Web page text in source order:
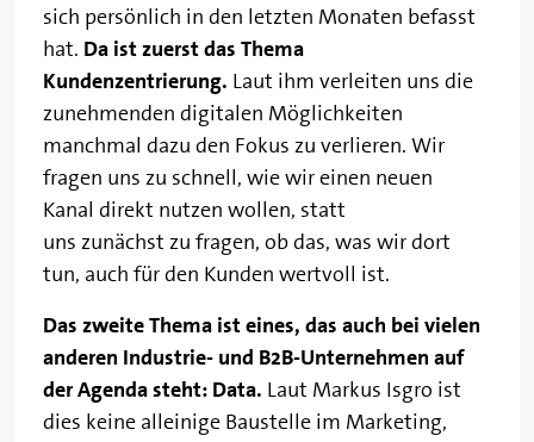
sich persönlich in den letzten Monaten befasst
hat. Da ist zuerst das Thema
Kundenzentrierung. Laut ihm verleiten uns die
zunehmenden digitalen Möglichkeiten
manchmal dazu den Fokus zu verlieren. Wir
fragen uns zu schnell, wie wir einen neuen
Kanal direkt nutzen wollen, statt
uns zunächst zu fragen, ob das, was wir dort
tun, auch für den Kunden wertvoll ist.
Das zweite Thema ist eines, das auch bei vielen
anderen Industrie- und B2B-Unternehmen auf
der Agenda steht: Data. Laut Markus Isgro ist
dies keine alleinige Baustelle im Marketing,